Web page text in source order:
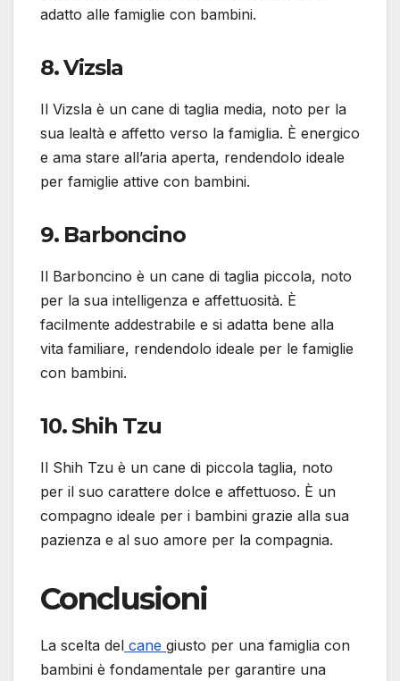
adatto alle famiglie con bambini.
8. Vizsla
Il Vizsla è un cane di taglia media, noto per la
sua lealtà e affetto verso la famiglia. È energico
e ama stare all’aria aperta, rendendolo ideale
per famiglie attive con bambini.
9. Barboncino
Il Barboncino è un cane di taglia piccola, noto
per la sua intelligenza e affettuosità. È
facilmente addestrabile e si adatta bene alla
vita familiare, rendendolo ideale per le famiglie
con bambini.
10. Shih Tzu
Il Shih Tzu è un cane di piccola taglia, noto
per il suo carattere dolce e affettuoso. È un
compagno ideale per i bambini grazie alla sua
pazienza e al suo amore per la compagnia.
Conclusioni
La scelta del cane giusto per una famiglia con
bambini è fondamentale per garantire una